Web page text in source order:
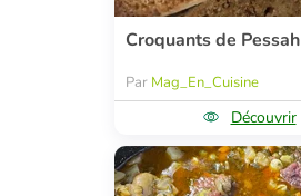
Croquants de Pessah
Par Mag_En_Cuisine
Découvrir